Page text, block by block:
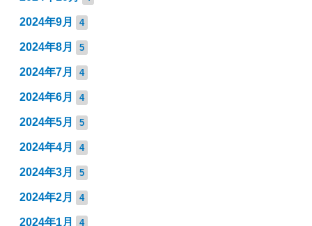
2024年9月 4
2024年8月 5
2024年7月 4
2024年6月 4
2024年5月 5
2024年4月 4
2024年3月 5
2024年2月 4
2024年1月 4